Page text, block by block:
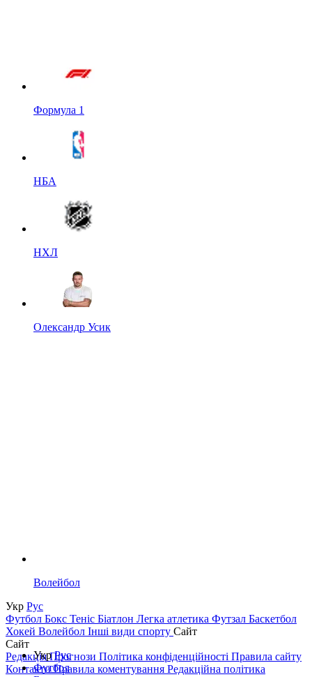
Формула 1
НБА
НХЛ
Олександр Усик
Волейбол
Укр Рус
Футбол Бокс Теніс Біатлон Легка атлетика Футзал Баскетбол
Хокей Волейбол Інші види спорту Сайт
Сайт
РедакціяПрогнози Політика конфіденційності Правила сайту
КонтактиПравила коментування Редакційна політика
УкрРус
Футбол